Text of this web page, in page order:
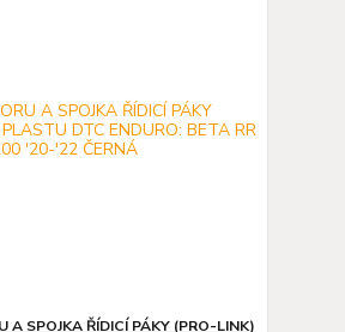
A SPOJKA ŘÍDICÍ PÁKY (PRO-LINK)